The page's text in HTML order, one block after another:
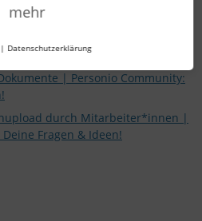
den meisten Stimmen aus dem
| Personio Community:
durch Mitarbeiter*innen |
Fragen & Ideen!
mehr
| Datenschutzerklärung